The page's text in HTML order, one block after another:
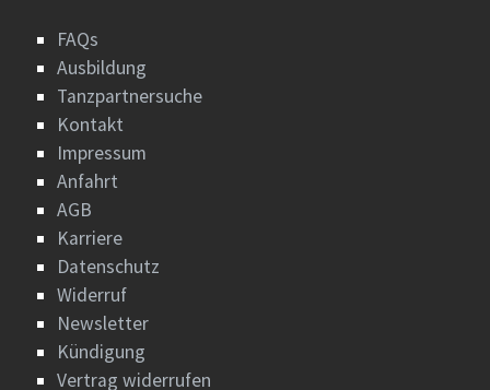
FAQs
Ausbildung
Tanzpartnersuche
Kontakt
Impressum
Anfahrt
AGB
Karriere
Datenschutz
Widerruf
Newsletter
Kündigung
Vertrag widerrufen